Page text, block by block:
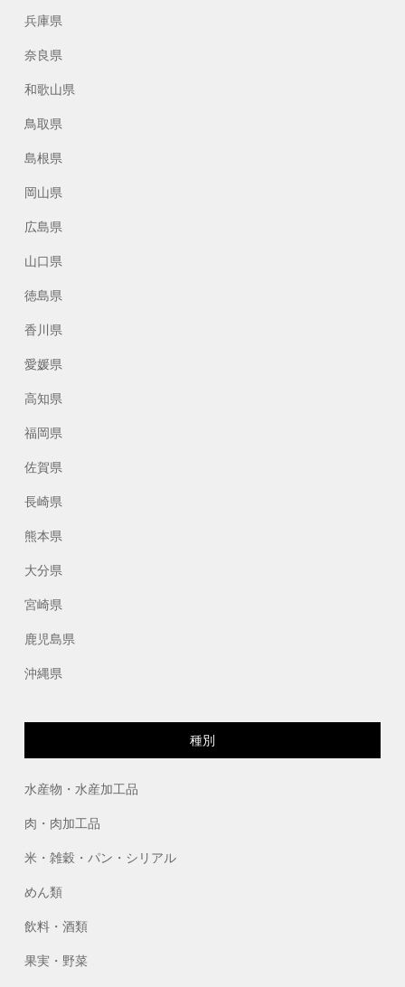
兵庫県
奈良県
和歌山県
鳥取県
島根県
岡山県
広島県
山口県
徳島県
香川県
愛媛県
高知県
福岡県
佐賀県
長崎県
熊本県
大分県
宮崎県
鹿児島県
沖縄県
種別
水産物・水産加工品
肉・肉加工品
米・雑穀・パン・シリアル
めん類
飲料・酒類
果実・野菜